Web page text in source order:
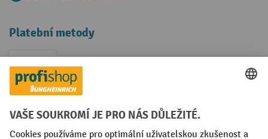
Platební metody
Faktura
Sociální sítě
Facebook
YouTubeLinkedIn